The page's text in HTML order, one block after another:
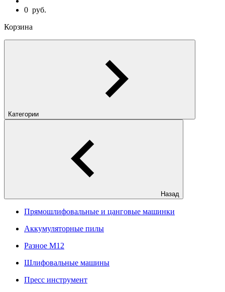
0 руб.
Корзина
Категории
Назад
Прямошлифовальные и цанговые машинки
Аккумуляторные пилы
Разное M12
Шлифовальные машины
Пресс инструмент